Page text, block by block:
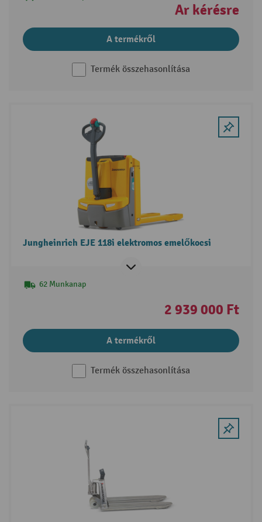
Ár kérésre
A termékről
Termék összehasonlítása
Jungheinrich EJE 118i elektromos emelőkocsi
62 Munkanap
2 939 000 Ft
A termékről
Termék összehasonlítása